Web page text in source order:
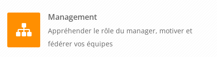
Management
Appréhender le rôle du manager, motiver et
fédérer vos équipes